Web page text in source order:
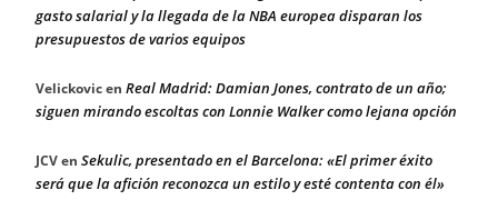
gasto salarial y la llegada de la NBA europea disparan los
presupuestos de varios equipos
Velickovicen Real Madrid: Damian Jones, contrato de un año;
siguen mirando escoltas con Lonnie Walker como lejana opción
JCVen Sekulic, presentado en el Barcelona: «El primer éxito
será que la afición reconozca un estilo y esté contenta con él»